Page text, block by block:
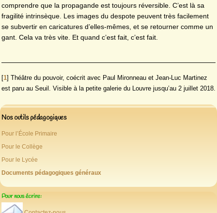
comprendre que la propagande est toujours réversible. C’est là sa
fragilité intrinsèque. Les images du despote peuvent très facilement
se subvertir en caricatures d’elles-mêmes, et se retourner comme un
gant. Cela va très vite. Et quand c’est fait, c’est fait.
[1] Théâtre du pouvoir, coécrit avec Paul Mironneau et Jean-Luc Martinez
est paru au Seuil. Visible à la petite galerie du Louvre jusqu’au 2 juillet 2018.
Nos outils pédagogiques
Pour l’École Primaire
Pour le Collège
Pour le Lycée
Documents pédagogiques généraux
Pour nous écrire: